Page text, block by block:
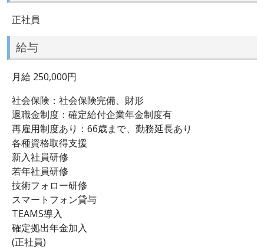
正社員
給与
月給 250,000円
社会保険：社会保険完備、財形
退職金制度：確定給付企業年金制度有
再雇用制度あり：66歳まで、勤務延長あり
各種資格取得支援
新入社員研修
若年社員研修
技術フォロー研修
スマートフォン貸与
TEAMS導入
確定拠出年金加入
(正社員)